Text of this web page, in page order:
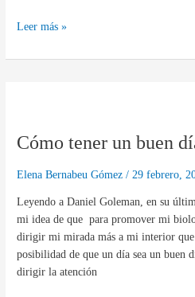
Leer más »
Cómo tener un buen
Elena Bernabeu Gómez/29 febrero,
Leyendo a Daniel Goleman, en su
mi idea de que para promover mi
dirigir mi mirada más a mi interior que
posibilidad de que un día sea un buen
dirigir la atención
un
día
los
días